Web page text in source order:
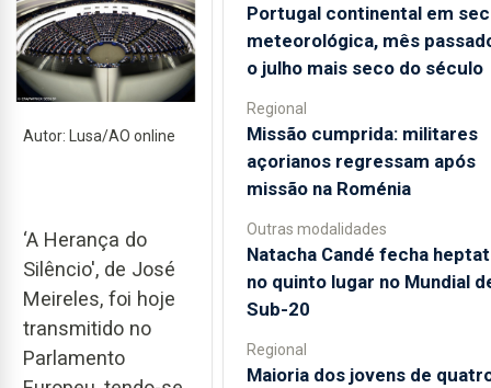
Autor: Lusa/AO online
‘A Herança do
Silêncio', de José
Meireles, foi hoje
transmitido no
Parlamento
Portugal continental em
meteorológica, mês
o julho mais seco do século
Regional
Missão cumprida: militares
açorianos regressam após
missão na Roménia
Outras modalidades
Natacha Candé fecha
no quinto lugar no Mundial
Sub-20
Regional
Maioria dos jovens de